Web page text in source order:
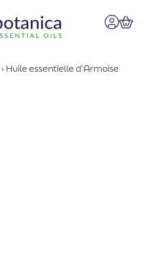
› Huile essentielle d’Armoise